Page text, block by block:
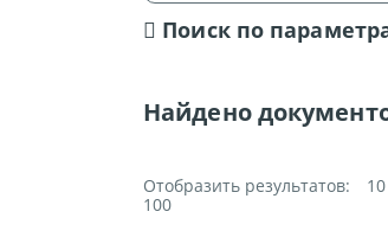
Поиск по
Найдено
Отобразить результатов: 10
100